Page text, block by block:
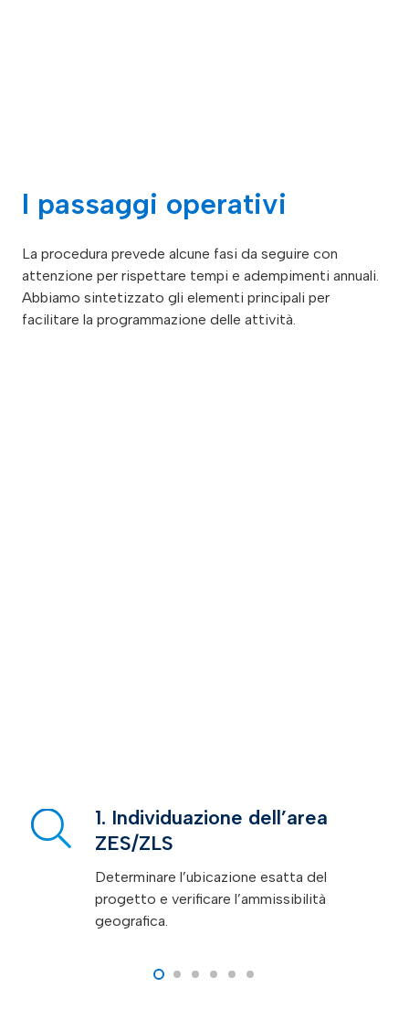
I passaggi operativi
La procedura prevede alcune fasi da seguire con
attenzione per rispettare tempi e adempimenti annuali.
Abbiamo sintetizzato gli elementi principali per
facilitare la programmazione delle attività.
2. Definizione del progetto
d’investimento
Quantificazione delle spese: immobili,
macchinari, impianti, attrezzature, terreni.